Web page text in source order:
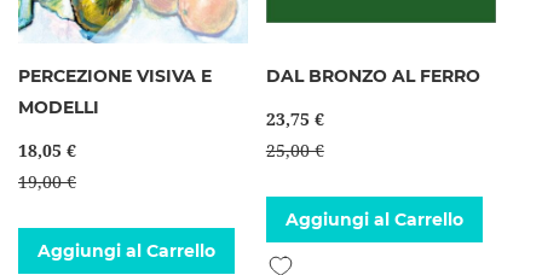
PERCEZIONE VISIVA E
MODELLI
18,05 €
19,00 €
Aggiungi al Carrello
DAL BRONZO AL FERRO
23,75 €
25,00 €
Aggiungi al Carrello
Aggiungi alla lista desideri